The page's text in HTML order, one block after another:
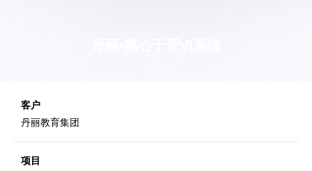
客户
丹丽教育集团
项目